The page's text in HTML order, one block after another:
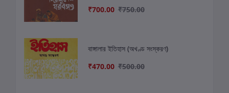
₹700.00 ₹750.00
বাঙ্গালার ইতিহাস (অখণ্ড সংস্করণ)
₹470.00 ₹500.00